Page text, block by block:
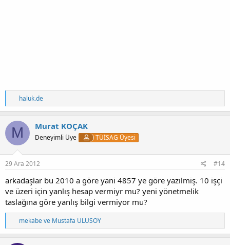
T
e
p
k
i
l
e
r
:
haluk.de
M Murat KOÇAK
Deneyimli Üye TÜİSAG Üyesi
29 Ara 2012 #14
arkadaşlar bu 2010 a göre yani 4857 ye göre yazılmiş. 10 işçi
ve üzeri için yanlış hesap vermiyr mu? yeni yönetmelik
taslağına göre yanlış bilgi vermiyor mu?
T
e
p
mekabeve Mustafa ULUSOY